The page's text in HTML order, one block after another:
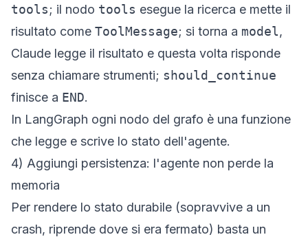
tools; il nodo tools esegue la ricerca e mette il
risultato come ToolMessage; si torna a model,
Claude legge il risultato e questa volta risponde
senza chiamare strumenti; should_continue
finisce a END.
In LangGraph ogni nodo del grafo è una funzione
che legge e scrive lo stato dell'agente.
4) Aggiungi persistenza: l'agente non perde la
memoria
Per rendere lo stato durabile (sopravvive a un
crash, riprende dove si era fermato) basta un